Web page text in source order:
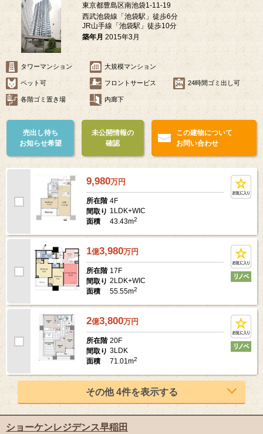
東京都豊島区南池袋1-11-19
西武池袋線「池袋駅」徒歩6分
JR山手線「池袋駅」徒歩10分
築年月 2015年3月
タワーマンション 大規模マンション
ペット可 フロントサービス 24時間ゴミ出し可
各階ゴミ置き場 内廊下
売出し待ち
お知らせ希望
未公開情報の
確認
この建物について
お問い合わせ
9,980万円
所在階 4F
間取り 1LDK+WIC
面積
43.43m2
1億3,980万円
所在階 17F
間取り 2LDK+WIC
面積
55.55m2
2億3,800万円
所在階 20F
間取り 3LDK
面積
71.01m2
その他 4件を表示する
ショーケンレジデンス早稲田